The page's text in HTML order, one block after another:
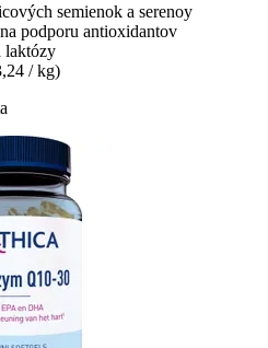
semienok a serenoy
podporu antioxidantov
laktózy
/ kg)